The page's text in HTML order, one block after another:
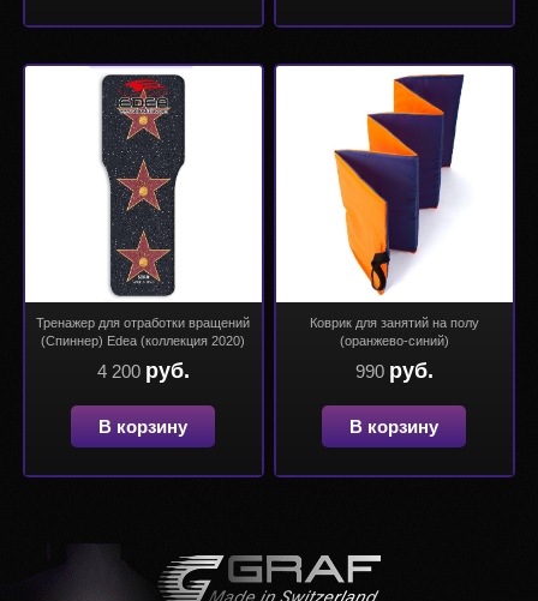
Тренажер для отработки вращений
(Спиннер) Edea (коллекция 2020)
4 200 руб.
В корзину
Коврик для занятий на полу
(оранжево-синий)
990 руб.
В корзину